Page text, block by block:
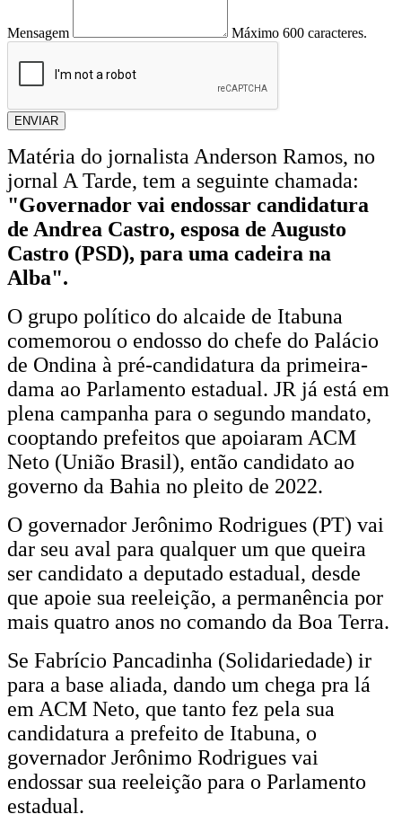
Mensagem Máximo 600 caracteres.
ENVIAR
Matéria do jornalista Anderson Ramos, no
jornal A Tarde, tem a seguinte chamada:
"Governador vai endossar candidatura
de Andrea Castro, esposa de Augusto
Castro (PSD), para uma cadeira na
Alba".
O grupo político do alcaide de Itabuna
comemorou o endosso do chefe do Palácio
de Ondina à pré-candidatura da primeira-
dama ao Parlamento estadual. JR já está em
plena campanha para o segundo mandato,
cooptando prefeitos que apoiaram ACM
Neto (União Brasil), então candidato ao
governo da Bahia no pleito de 2022.
O governador Jerônimo Rodrigues (PT) vai
dar seu aval para qualquer um que queira
ser candidato a deputado estadual, desde
que apoie sua reeleição, a permanência por
mais quatro anos no comando da Boa Terra.
Se Fabrício Pancadinha (Solidariedade) ir
para a base aliada, dando um chega pra lá
em ACM Neto, que tanto fez pela sua
candidatura a prefeito de Itabuna, o
governador Jerônimo Rodrigues vai
endossar sua reeleição para o Parlamento
estadual.